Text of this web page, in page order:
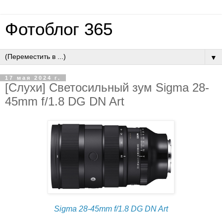
Фотоблог 365
▼
17 мая 2024 г.
[Слухи] Светосильный зум Sigma 28-
45mm f/1.8 DG DN Art
Sigma 28-45mm f/1.8 DG DN Art